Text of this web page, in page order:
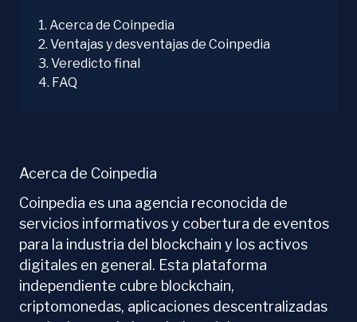
1. Acerca de Coinpedia
2. Ventajas y desventajas de Coinpedia
3. Veredicto final
4. FAQ
Acerca de Coinpedia
Coinpedia es una agencia reconocida de
servicios informativos y cobertura de eventos
para la industria del blockchain y los activos
digitales en general. Esta plataforma
independiente cubre blockchain,
criptomonedas, aplicaciones descentralizadas